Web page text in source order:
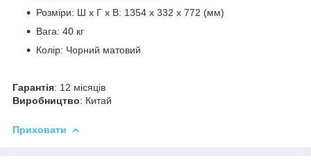
Розміри: Ш x Г x В: 1354 x 332 x 772 (мм)
Вага: 40 кг
Колір: Чорний матовий
Гарантія: 12 місяців
Виробництво: Китай
Приховати